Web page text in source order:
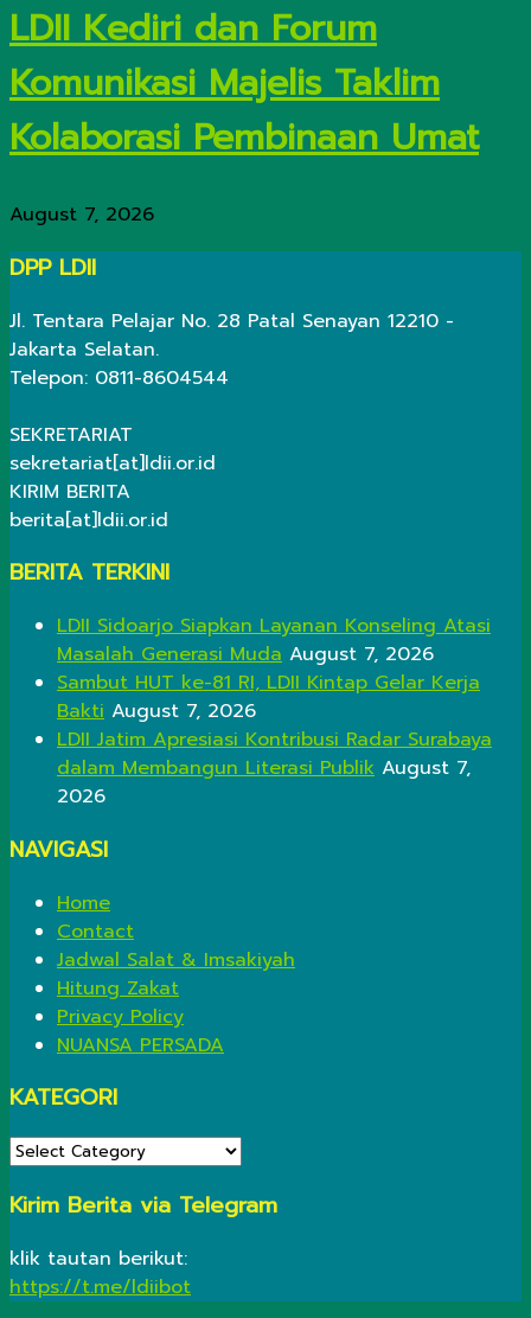
LDII Kediri dan Forum
Komunikasi Majelis Taklim
Kolaborasi Pembinaan Umat
August 7, 2026
DPP LDII
Jl. Tentara Pelajar No. 28 Patal Senayan 12210 -
Jakarta Selatan.
Telepon: 0811-8604544
SEKRETARIAT
sekretariat[at]ldii.or.id
KIRIM BERITA
berita[at]ldii.or.id
BERITA TERKINI
LDII Sidoarjo Siapkan Layanan Konseling Atasi
Masalah Generasi Muda August 7, 2026
Sambut HUT ke-81 RI, LDII Kintap Gelar Kerja
Bakti August 7, 2026
LDII Jatim Apresiasi Kontribusi Radar Surabaya
dalam Membangun Literasi Publik August 7,
2026
NAVIGASI
Home
Contact
Jadwal Salat & Imsakiyah
Hitung Zakat
Privacy Policy
NUANSA PERSADA
KATEGORI
KATEGORI
Kirim Berita via Telegram
klik tautan berikut:
https://t.me/ldiibot